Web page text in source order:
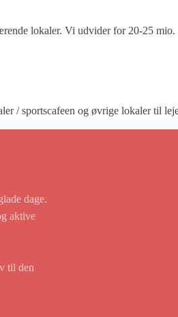
lokaler. Vi udvider for 20-25 mio.
/ sportscafeen og øvrige lokaler til
dage.
aktive
til den